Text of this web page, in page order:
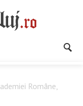
Române,